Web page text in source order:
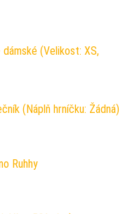
(Velikost: XS,
(Náplň hrníčku: Žádná)
Ruhhy